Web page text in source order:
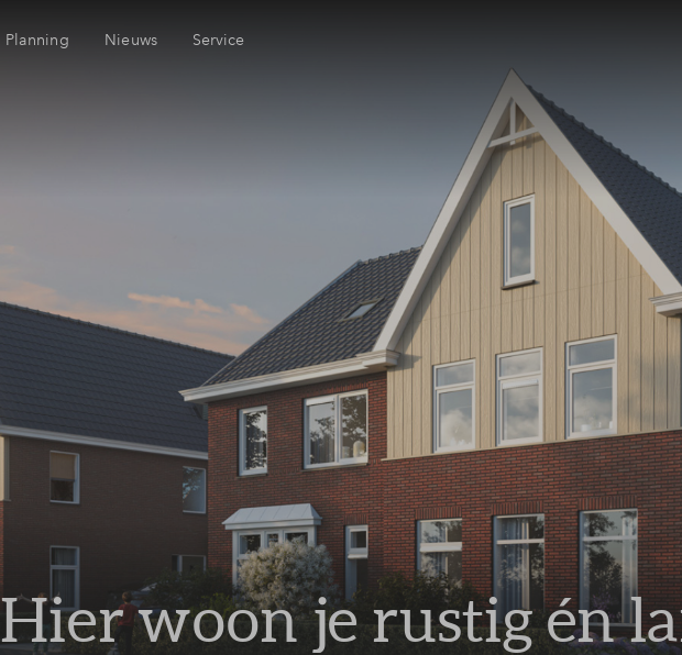
Planning Nieuws Service
Woning kopen
Veelgestelde vragen
Contact
Hier woon je rustig én